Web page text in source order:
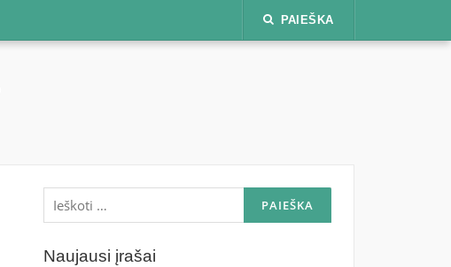
PAIEŠKA
Ieškoti:
Naujausi įrašai